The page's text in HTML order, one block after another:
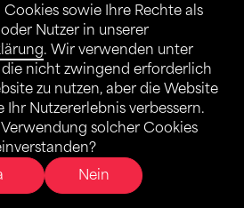
sowie Ihre Rechte als
Nutzer in unserer
. Wir verwenden unter
nicht zwingend erforderlich
zu nutzen, aber die Website
Ihr Nutzererlebnis verbessern.
solcher Cookies
Nein